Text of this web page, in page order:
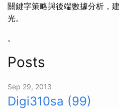
關鍵字策略與後端數據分析，
光。
。
Posts
Sep 29, 2013
Digi310sa (99)